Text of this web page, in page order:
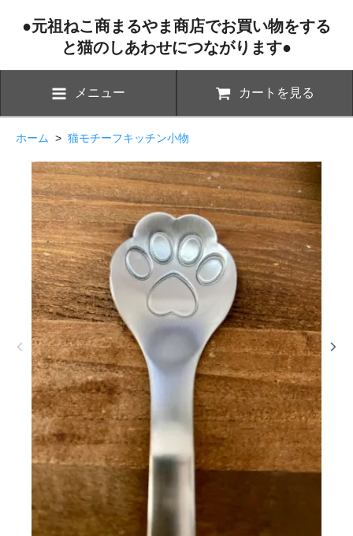
●元祖ねこ商まるやま商店でお買い物をする
と猫のしあわせにつながります●
メニュー カートを見る
ホーム > 猫モチーフキッチン小物